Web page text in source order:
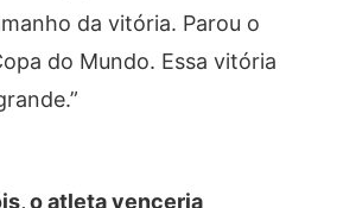
da vitória. Parou o
do Mundo. Essa vitória
o atleta venceria